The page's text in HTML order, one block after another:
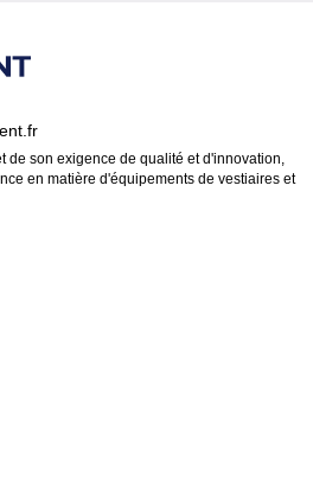
de son exigence de qualité et d'innovation,
en matière d'équipements de vestiaires et